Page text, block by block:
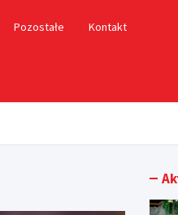
Pozostałe Kontakt